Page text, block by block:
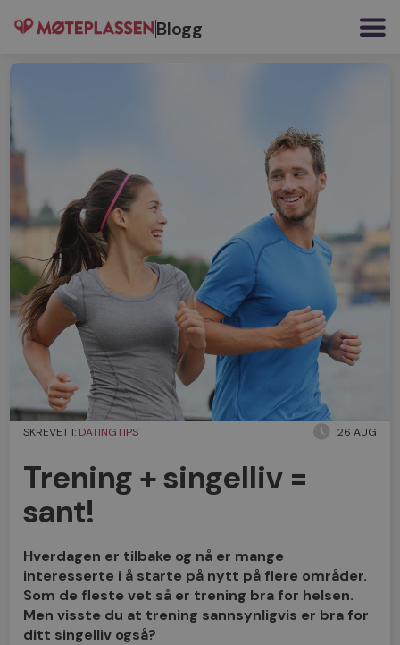
Blogg
SKREVET I: DATINGTIPS 26 AUG
Trening + singelliv =
sant!
Hverdagen er tilbake og nå er mange
interesserte i å starte på nytt på flere områder.
Som de fleste vet så er trening bra for helsen.
Men visste du at trening sannsynligvis er bra for
ditt singelliv også?